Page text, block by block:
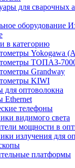
для сварочных
в категорию
Yokogawa
ТОПАЗ-
Grandway
KIWI
для оптоволокна
Ethernet
телефоны
видимого света
мощности в
излучения для
платформы